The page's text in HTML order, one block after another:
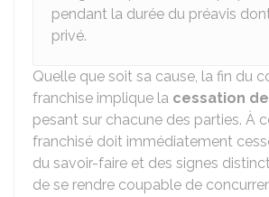
pendant la durée du préavis
privé.
Quelle que soit sa cause, la fin du
franchise implique la cessation
pesant sur chacune des parties. À
franchisé doit immédiatement
du savoir-faire et des signes
de se rendre coupable de